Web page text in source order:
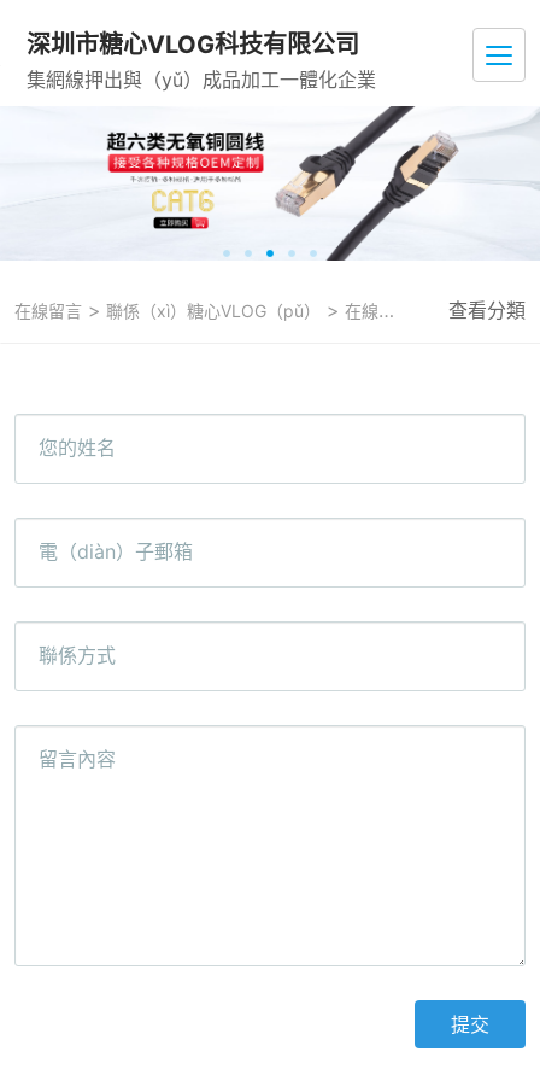
深圳市糖心VLOG科技有限公司
集網線押出與（yǔ）成品加工一體化企業
在線留言 > 聯係（xì）糖心VLOG（pǔ） > 在線留言 查看分類
您的姓名
電（diàn）子郵箱
聯係方式
留言內容